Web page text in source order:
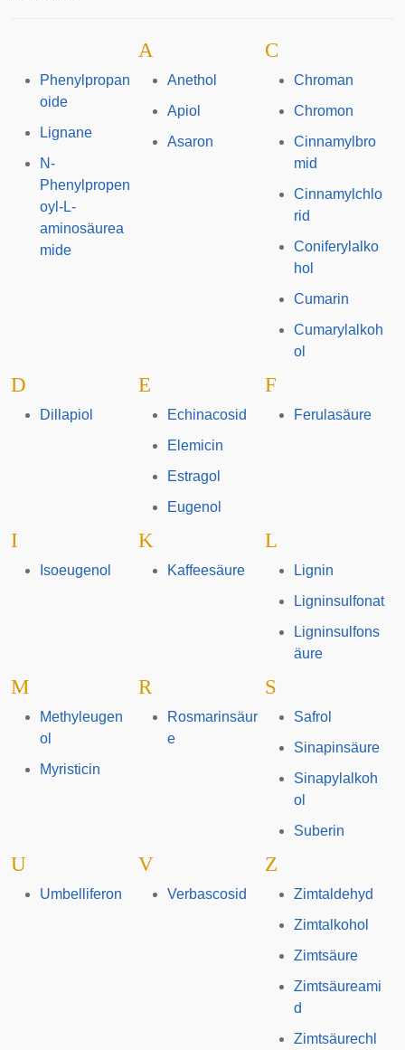
Phenylpropan
oide
Lignane
N-
Phenylpropen
oyl-L-
aminosäurea
mide
A
Anethol
Apiol
Asaron
C
Chroman
Chromon
Cinnamylbro
mid
Cinnamylchlo
rid
Coniferylalko
hol
Cumarin
Cumarylalkoh
ol
D
Dillapiol
E
Echinacosid
Elemicin
Estragol
Eugenol
F
Ferulasäure
I
Isoeugenol
K
Kaffeesäure
L
Lignin
Ligninsulfonat
Ligninsulfons
äure
M
Methyleugen
ol
Myristicin
R
Rosmarinsäur
e
S
Safrol
Sinapinsäure
Sinapylalkoh
ol
Suberin
U
Umbelliferon
V
Verbascosid
Z
Zimtaldehyd
Zimtalkohol
Zimtsäure
Zimtsäureami
d
Zimtsäurechl